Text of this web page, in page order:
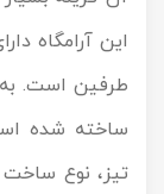
این آرامگاه
ساخته شده
تیز، نوع ساخت